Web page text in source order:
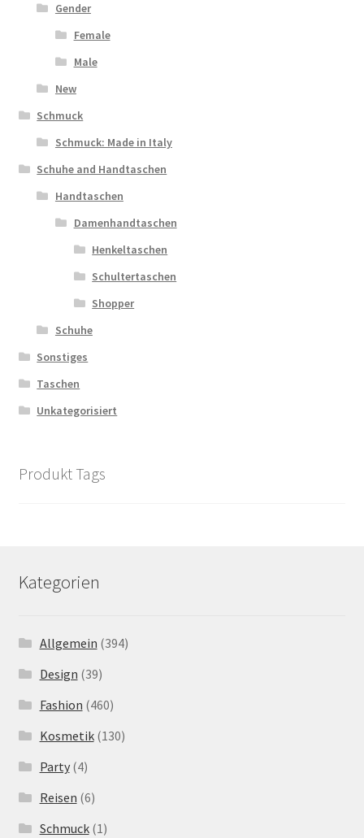
Gender
Female
Male
New
Schmuck
Schmuck: Made in Italy
Schuhe and Handtaschen
Handtaschen
Damenhandtaschen
Henkeltaschen
Schultertaschen
Shopper
Schuhe
Sonstiges
Taschen
Unkategorisiert
Produkt Tags
Kategorien
Allgemein (394)
Design (39)
Fashion (460)
Kosmetik(130)
Party(4)
Reisen (6)
Schmuck(1)